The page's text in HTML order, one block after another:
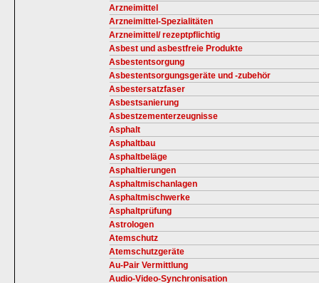
Arzneimittel
Arzneimittel-Spezialitäten
Arzneimittel/ rezeptpflichtig
Asbest und asbestfreie Produkte
Asbestentsorgung
Asbestentsorgungsgeräte und -zubehör
Asbestersatzfaser
Asbestsanierung
Asbestzementerzeugnisse
Asphalt
Asphaltbau
Asphaltbeläge
Asphaltierungen
Asphaltmischanlagen
Asphaltmischwerke
Asphaltprüfung
Astrologen
Atemschutz
Atemschutzgeräte
Au-Pair Vermittlung
Audio-Video-Synchronisation